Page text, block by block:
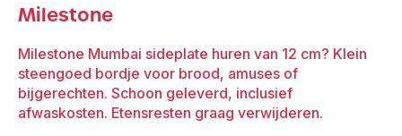
Milestone
Milestone Mumbai sideplate huren van 12 cm? Klein
steengoed bordje voor brood, amuses of
bijgerechten. Schoon geleverd, inclusief
afwaskosten. Etensresten graag verwijderen.